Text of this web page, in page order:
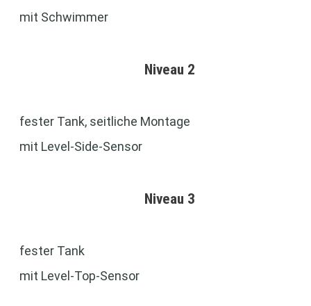
mit Schwimmer
Niveau 2
fester Tank, seitliche Montage
mit Level-Side-Sensor
Niveau 3
fester Tank
mit Level-Top-Sensor